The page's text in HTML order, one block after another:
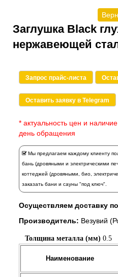
Заглушка Black
нержавеющей
Запрос прайс-листа
Оставить заявку в Telegram
* актуальность цен и
день обращения
Мы предлагаем каждому клиенту
бань (дровяными и электрическими
коттеджей (дровяными, био,
заказать бани и сауны "под ключ".
Осуществляем доставку
Производитель: Везувий
Толщина металла (мм) 0.5
Наименование